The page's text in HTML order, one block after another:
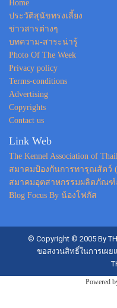
Home
ประวัติสุนัขทรงเลี้ยง
ข่าวสารต่างๆ
บทความ-สาระน่ารู้
Photo Of The Week
Privacy policy
Terms-conditions
Advertising
Copyrights
Contact us
Link Web
The Kennel Association of
สมาคมป้องกันการทารุณสัตว์
สมาคมอุตสาหกรรมผลิตภัณฑ์
Blog Focus By น้องโฟกัส
© Copyright © 2005 By
ขอสงวนสิทธิ์ในการเผ
Powered